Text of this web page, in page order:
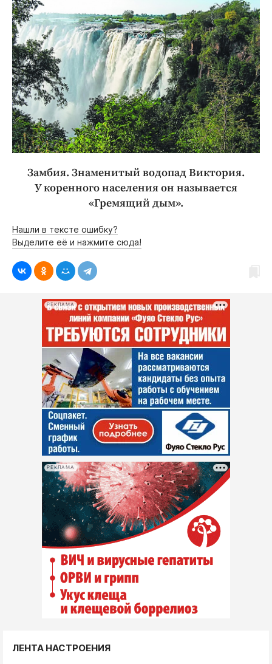
Замбия. Знаменитый водопад Виктория.
У коренного населения он называется
«Гремящий дым».
Нашли в тексте ошибку?
Выделите её и нажмите сюда!
РЕКЛАМА
РЕКЛАМА
ЛЕНТА НАСТРОЕНИЯ